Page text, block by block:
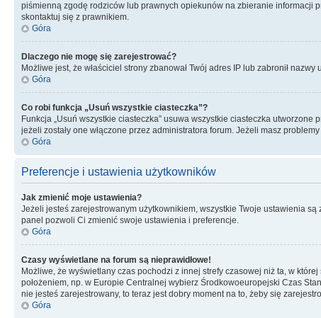
piśmienną zgodę rodziców lub prawnych opiekunów na zbieranie informacji
skontaktuj się z prawnikiem.
Góra
Dlaczego nie mogę się zarejestrować?
Możliwe jest, że właściciel strony zbanował Twój adres IP lub zabronił
Góra
Co robi funkcja „Usuń wszystkie ciasteczka”?
Funkcja „Usuń wszystkie ciasteczka” usuwa wszystkie ciasteczka
jeżeli zostały one włączone przez administratora forum. Jeżeli masz
Góra
Preferencje i ustawienia użytkowników
Jak zmienić moje ustawienia?
Jeżeli jesteś zarejestrowanym użytkownikiem, wszystkie Twoje ustawienia
panel pozwoli Ci zmienić swoje ustawienia i preferencje.
Góra
Czasy wyświetlane na forum są nieprawidłowe!
Możliwe, że wyświetlany czas pochodzi z innej strefy czasowej niż ta, w
położeniem, np. w Europie Centralnej wybierz Środkowoeuropejski Czas
nie jesteś zarejestrowany, to teraz jest dobry moment na to, żeby się
Góra